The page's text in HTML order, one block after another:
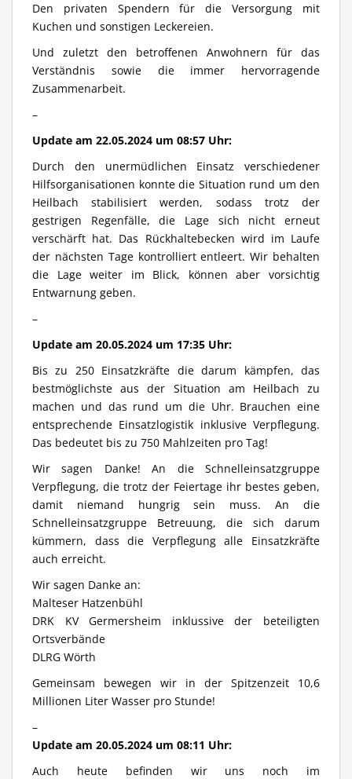
Den privaten Spendern für die Versorgung mit
Kuchen und sonstigen Leckereien.
Und zuletzt den betroffenen Anwohnern für das
Verständnis sowie die immer hervorragende
Zusammenarbeit.
–
Update am 22.05.2024 um 08:57 Uhr:
Durch den unermüdlichen Einsatz verschiedener
Hilfsorganisationen konnte die Situation rund um den
Heilbach stabilisiert werden, sodass trotz der
gestrigen Regenfälle, die Lage sich nicht erneut
verschärft hat. Das Rückhaltebecken wird im Laufe
der nächsten Tage kontrolliert entleert. Wir behalten
die Lage weiter im Blick, können aber vorsichtig
Entwarnung geben.
–
Update am 20.05.2024 um 17:35 Uhr:
Bis zu 250 Einsatzkräfte die darum kämpfen, das
bestmöglichste aus der Situation am Heilbach zu
machen und das rund um die Uhr. Brauchen eine
entsprechende Einsatzlogistik inklusive Verpflegung.
Das bedeutet bis zu 750 Mahlzeiten pro Tag!
Wir sagen Danke! An die Schnelleinsatzgruppe
Verpflegung, die trotz der Feiertage ihr bestes geben,
damit niemand hungrig sein muss. An die
Schnelleinsatzgruppe Betreuung, die sich darum
kümmern, dass die Verpflegung alle Einsatzkräfte
auch erreicht.
Wir sagen Danke an:
Malteser Hatzenbühl
DRK KV Germersheim inklussive der beteiligten
Ortsverbände
DLRG Wörth
Gemeinsam bewegen wir in der Spitzenzeit 10,6
Millionen Liter Wasser pro Stunde!
–
Update am 20.05.2024 um 08:11 Uhr:
Auch heute befinden wir uns noch im